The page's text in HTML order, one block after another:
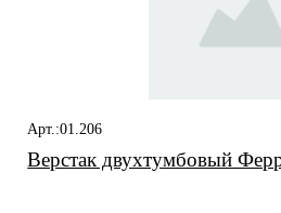
Арт.:01.206
Верстак двухтумбовый